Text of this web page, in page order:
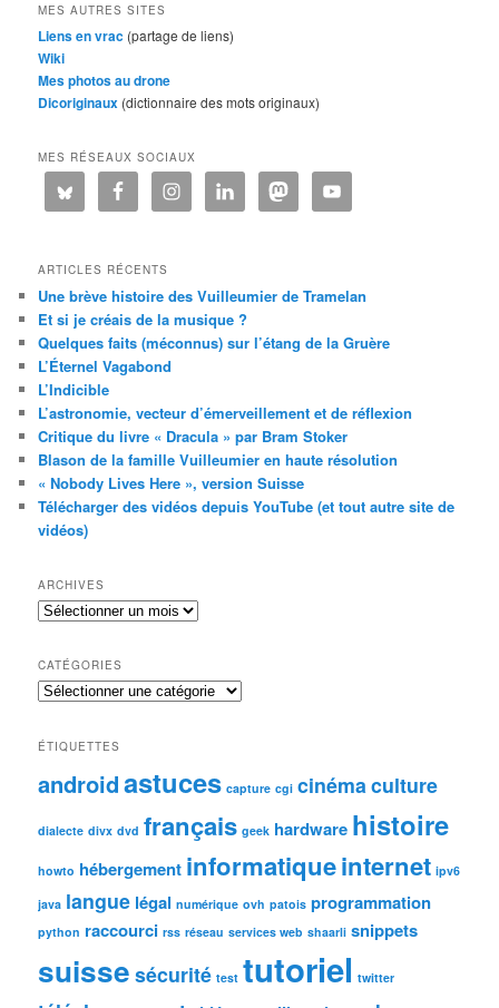
MES AUTRES SITES
Liens en vrac (partage de liens)
Wiki
Mes photos au drone
Dicoriginaux (dictionnaire des mots originaux)
MES RÉSEAUX SOCIAUX
ARTICLES RÉCENTS
Une brève histoire des Vuilleumier de Tramelan
Et si je créais de la musique ?
Quelques faits (méconnus) sur l’étang de la Gruère
L’Éternel Vagabond
L’Indicible
L’astronomie, vecteur d’émerveillement et de réflexion
Critique du livre « Dracula » par Bram Stoker
Blason de la famille Vuilleumier en haute résolution
« Nobody Lives Here », version Suisse
Télécharger des vidéos depuis YouTube (et tout autre site de
vidéos)
ARCHIVES
Archives
CATÉGORIES
Catégories
ÉTIQUETTES
androidastuces capture cgi cinéma culture
dialecte divx dvd français geek hardware histoire
howto hébergement informatiqueinternet ipv6
java langue légal numérique ovh patois programmation
python raccourci rss réseau services web shaarli snippets
suisse sécurité test tutoriel twitter